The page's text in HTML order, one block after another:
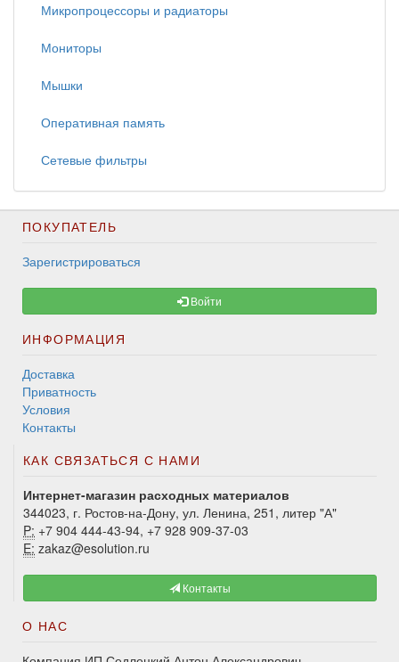
Микропроцессоры и радиаторы
Мониторы
Мышки
Оперативная память
Сетевые фильтры
ПОКУПАТЕЛЬ
Зарегистрироваться
Войти
ИНФОРМАЦИЯ
Доставка
Приватность
Условия
Контакты
КАК СВЯЗАТЬСЯ С НАМИ
Интернет-магазин расходных материалов
344023, г. Ростов-на-Дону, ул. Ленина, 251, литер "А"
P: +7 904 444-43-94, +7 928 909-37-03
E: zakaz@esolution.ru
Контакты
О НАС